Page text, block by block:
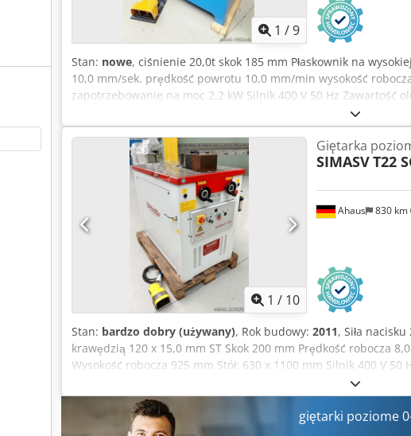
1 /9
Stan: nowe, ciśnienie 20,0t skok 185 mm Płaskownik na
10,0 mm/sek. prędkość powrotu 10,0 mm/min wysokość
zapotrzebowanie na moc 2,2 kW Silnik 400 V 50 Hz Zawartość
wys. 1150 x 480 x 1400 mm Sprzęt: - elektrohydrauliczna
wykonany z hartowanej stali - Maszyna wykonana z
wyświetlacz do regulacji skoku * Możliwość zaprogramowania
wycofania - 1x zestaw narzędzi (1x dziurkacz / 1x matryca 1V) *
gięcia: 5,0 mm * Matryca .. Stopień: 60° / V Otwarcie: 63,0 mm
regulacja prędkości gięcia i siły nacisku - 1x ręczny
przełącznik nożny - Maszynę można przemieszczać za pomocą
obsługi
1 / 10
Ahaus 830 km
Giętarka
SIMASVT22
Stan: bardzo dobry (używany), Rok budowy: 2011, Siła
krawędzią 120 x 15,0 mm ST Skok 200 mm Prędkość robocza
Wysokość robocza 925 mm Stół: 630 x 1100 mm Silnik 400 V
kW Waga 630 kg Wymiary (długość x szerokość x wysokość)
ok. 15 000 euro Credjznnhiepfx Akijf Cena specjalna na
giętarka - Cylinder umieszczony pod płytą roboczą –
powierzchnia robocza wykonana ze stabilizowanego stali -
giętarki poziome